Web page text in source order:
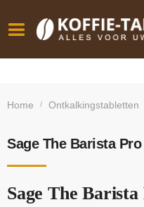
Home / Ontkalkingstabletten
Sage The Barista
Sage The Barista